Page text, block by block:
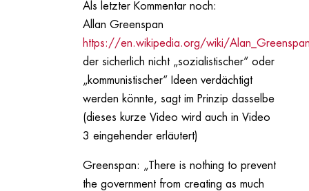
Als letzter Kommentar noch:
Allan Greenspan
https://en.wikipedia.org/wiki/
der sicherlich nicht „sozialistischer“ oder
„kommunistischer“ Ideen verdächtigt
werden könnte, sagt im Prinzip dasselbe
(dieses kurze Video wird auch in Video
3 eingehender erläutert)
Greenspan: „There is nothing to prevent
the government from creating as much